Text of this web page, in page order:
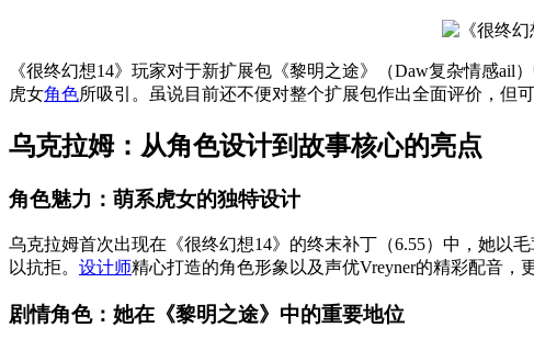
《很终幻想14》玩家对于新扩展包《黎明之途》（Daw复杂情感
虎女角色所吸引。虽说目前还不便对整个扩展包作出全面评价，但
乌克拉姆：从角色设计到故事核心的亮点
角色魅力：萌系虎女的独特设计
乌克拉姆首次出现在《很终幻想14》的终末补丁（6.55）中，她以
以抗拒。 设计师精心打造的角色形象以及声优Vreyner的精彩配音，
剧情角色：她在《黎明之途》中的重要地位